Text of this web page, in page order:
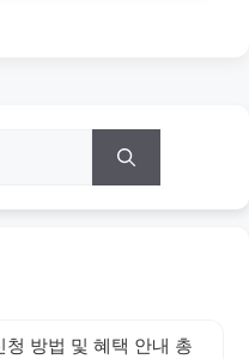
방법 및 혜택 안내 총